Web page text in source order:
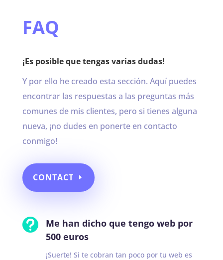
FAQ
¡Es posible que tengas varias dudas!
Y por ello he creado esta sección. Aquí puedes
encontrar las respuestas a las preguntas más
comunes de mis clientes, pero si tienes alguna
nueva, ¡no dudes en ponerte en contacto
conmigo!
CONTACT

Me han dicho que tengo web por
500 euros
¡Suerte! Si te cobran tan poco por tu web es